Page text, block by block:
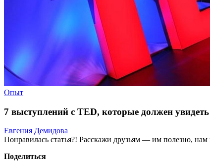
Опыт
7 выступлений с TED, которые должен
Евгения Демидова
Понравилась статья?! Расскажи друзьям — им полезно, нам
Поделиться